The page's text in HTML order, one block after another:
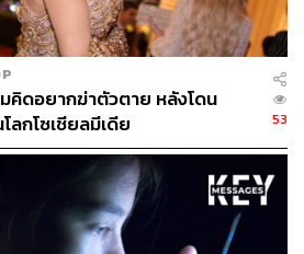
กจะเก็บความรู้สึกไว้ไม่ยอมบอก
ว่ามีความทุกข์ นอกจากนั้น ผู้ชายยัง
ที่รุนแรง ทำให้การฆ่าตัวตายนั้น
คือ การฆ่าตัวตายไม่เพียงแต่สร้าง
วิต แต่ผู้เสียชีวิตจากการฆ่าตัวตาย
ะทบทางจิตใจไปยังผู้คนใกล้ชิดอย่าง
ท่ากับมีคนมีความทุกข์เป็นวงกว้าง
รที่มีคนฆ่าตัวตาย
คิดอยากฆ่าตัวตาย หลังโดน
ลกโซเชียลมีเดีย
53